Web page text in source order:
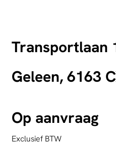
Transportlaan
Geleen, 6163
Op aanvraag
Exclusief BTW